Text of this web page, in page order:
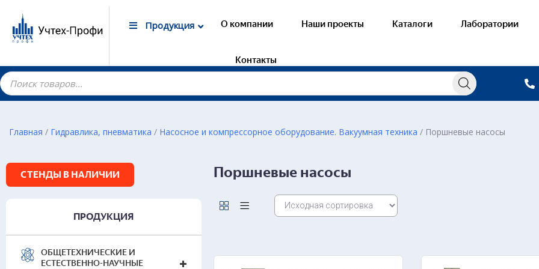
Продукция
Измерение в гидравлике и механике жидкости и
Гидростатика
Кинематика жидкости
О компании Наши проекты Каталоги Лаборатории
Контакты
Главная / Гидравлика, пневматика / Насосное и компрессорное оборудование. Вакуумная техника / Поршневые насосы
СТЕНДЫ В НАЛИЧИИ
ПРОДУКЦИЯ
ОБЩЕТЕХНИЧЕСКИЕ И
ЕСТЕСТВЕННО-НАУЧНЫЕ
Поршневые насосы